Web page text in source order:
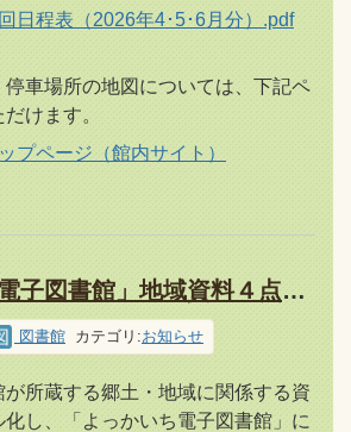
日程表（2026年4･5･6月分）.pdf
車場所の地図については、下記ペ
けます。
プページ（館内サイト）
「よっかいち電子図書館」地域資料４点が見れるようになりました！
図書館 カテゴリ:お知らせ
が所蔵する郷土・地域に関係する資
し、「よっかいち電子図書館」に